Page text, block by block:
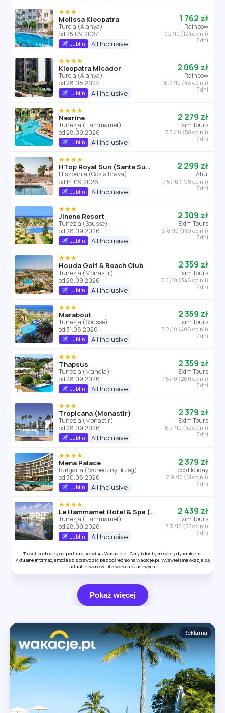
★★★
Melissa Kleopatra
Turcja (Alanya)
od 25.09.2027
Lublin All Inclusive
1 762 zł
Rainbow
7.2 /10 (124 opinii)
7 dni
★★★★
Kleopatra Micador
Turcja (Alanya)
od 28.08.2027
Lublin All Inclusive
2 069 zł
Rainbow
6.7 /10 (46 opinii)
7 dni
★★★★
Nesrine
Tunezja (Hammamet)
od 28.09.2026
Lublin All Inclusive
2 279 zł
Exim Tours
7.3 /10 (50 opinii)
7 dni
★★★★
HTop Royal Sun (Santa Susanna)
Hiszpania (Costa Brava)
od 14.09.2026
Lublin All Inclusive
2 299 zł
Atur
7.5 /10 (198 opinii)
7 dni
★★★
Jinene Resort
Tunezja (Sousse)
od 28.09.2026
Lublin All Inclusive
2 309 zł
Exim Tours
6.8 /10 (149 opinii)
7 dni
★★★
Houda Golf & Beach Club
Tunezja (Monastir)
od 28.09.2026
Lublin All Inclusive
2 359 zł
Exim Tours
7.0 /10 (346 opinii)
7 dni
★★★
Marabout
Tunezja (Sousse)
od 31.08.2026
Lublin All Inclusive
2 359 zł
Exim Tours
7.2 /10 (406 opinii)
7 dni
★★★
Thapsus
Tunezja (Mahdia)
od 28.09.2026
Lublin All Inclusive
2 359 zł
Exim Tours
7.5 /10 (260 opinii)
7 dni
★★★
Tropicana (Monastir)
Tunezja (Monastir)
od 28.09.2026
Lublin All Inclusive
2 379 zł
Exim Tours
6.7 /10 (42 opinii)
7 dni
★★★★
Mena Palace
Bułgaria (Słoneczny Brzeg)
od 30.08.2026
Lublin All Inclusive
2 379 zł
Ecco Holiday
7.9 /10 (51 opinii)
7 dni
★★★★
Le Hammamet Hotel & Spa (ex. Otium Park Le Hammamet)
Tunezja (Hammamet)
od 28.09.2026
Lublin All Inclusive
2 439 zł
Exim Tours
7.3 /10 (55 opinii)
7 dni
Treści pochodzą od partnera serwisu: Wakacje.pl. Ceny i dostępność są dynamiczne.
Aktualne informacje możesz sprawdzić bezpośrednio na Wakacje.pl. Wyświetlane okazje są
aktualizowane w interwałach czasowych.
Pokaż więcej
Reklama